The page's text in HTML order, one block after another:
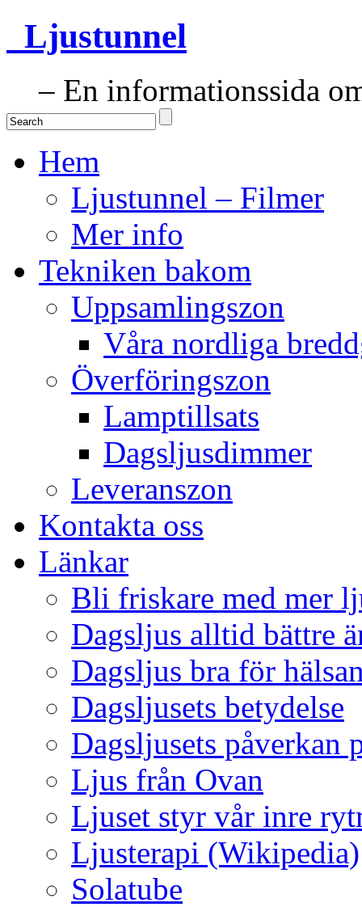
Ljustunnel
– En informationssida
Hem
Ljustunnel – Filmer
Mer info
Tekniken bakom
Uppsamlingszon
Våra nordliga
Överföringszon
Lamptillsats
Dagsljusdimmer
Leveranszon
Kontakta oss
Länkar
Bli friskare med mer
Dagsljus alltid bättre
Dagsljus bra för
Dagsljusets betydelse
Dagsljusets påverkan
Ljus från Ovan
Ljuset styr vår inre
Ljusterapi (Wikipedia)
Solatube